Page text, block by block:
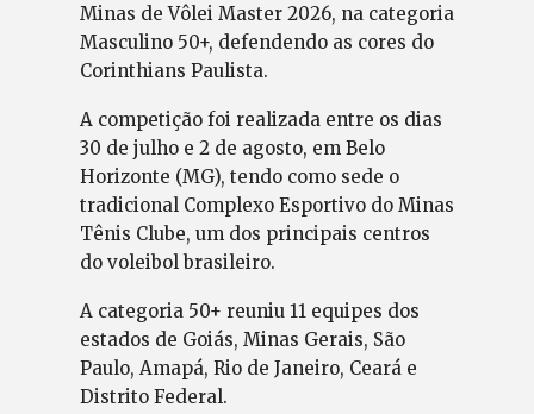
Minas de Vôlei Master 2026, na categoria
Masculino 50+, defendendo as cores do
Corinthians Paulista.
A competição foi realizada entre os dias
30 de julho e 2 de agosto, em Belo
Horizonte (MG), tendo como sede o
tradicional Complexo Esportivo do Minas
Tênis Clube, um dos principais centros
do voleibol brasileiro.
A categoria 50+ reuniu 11 equipes dos
estados de Goiás, Minas Gerais, São
Paulo, Amapá, Rio de Janeiro, Ceará e
Distrito Federal.